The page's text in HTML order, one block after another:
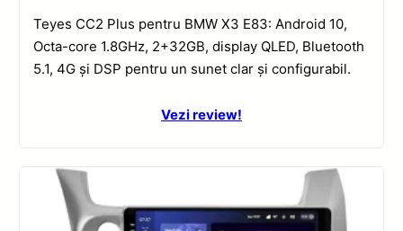
Teyes CC2 Plus pentru BMW X3 E83: Android 10,
Octa-core 1.8GHz, 2+32GB, display QLED, Bluetooth
5.1, 4G și DSP pentru un sunet clar și configurabil.
Vezi review!